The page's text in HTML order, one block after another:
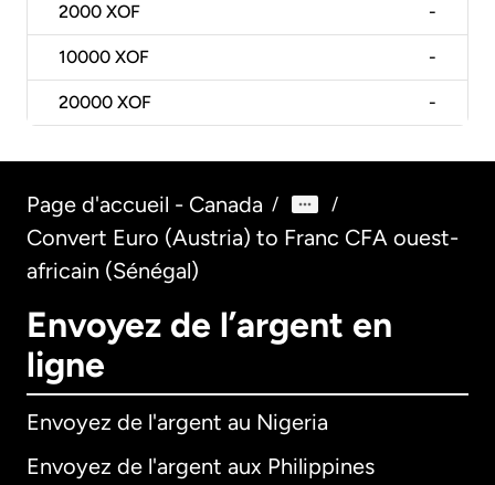
2000 XOF -
10000 XOF -
20000 XOF -
Page d'accueil - Canada / /
Convert Euro (Austria) to Franc CFA ouest-
africain (Sénégal)
Envoyez de l’argent en
ligne
Envoyez de l'argent au Nigeria
Envoyez de l'argent aux Philippines